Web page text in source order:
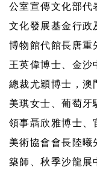
公室宣傳文化部代
文化發展基金行政
博物館代館長唐重
王英偉博士、金沙
總裁尤穎博士，澳
美琪女士、葡萄牙
領事聶欣雅博士、
美術協會會長陸曦
築師、秋季沙龍展